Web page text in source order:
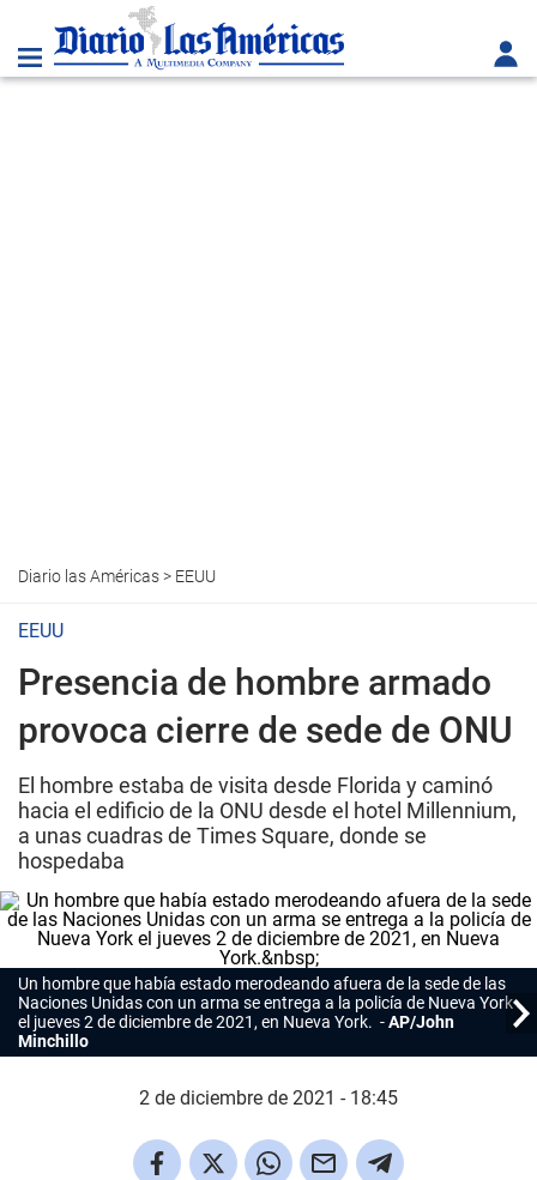
Diario las Américas> EEUU
EEUU
Presencia de hombre armado
provoca cierre de sede de ONU
El hombre estaba de visita desde Florida y caminó
hacia el edificio de la ONU desde el hotel Millennium,
a unas cuadras de Times Square, donde se
hospedaba
Un hombre que había estado merodeando afuera de la sede de las
Naciones Unidas con un arma se entrega a la policía de Nueva York
el jueves 2 de diciembre de 2021, en Nueva York.
AP/John
Minchillo
2 de diciembre de 2021 - 18:45